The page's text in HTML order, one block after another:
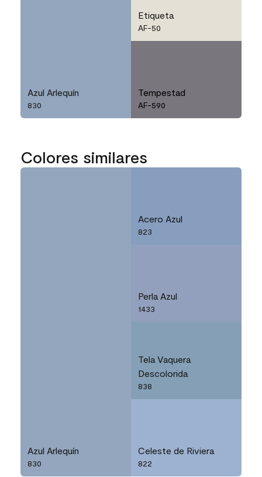
Azul Arlequín
830
Etiqueta
AF-50
Tempestad
AF-590
Colores similares
Azul Arlequín
830
Acero Azul
823
Perla Azul
1433
Tela Vaquera
Descolorida
838
Celeste de Riviera
822